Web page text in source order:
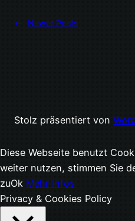
← Newer Posts
Stolz präsentiert von
Diese Webseite benutzt
weiter nutzen, stimmen Sie
zuOk Mehr Infos
Privacy & Cookies Policy